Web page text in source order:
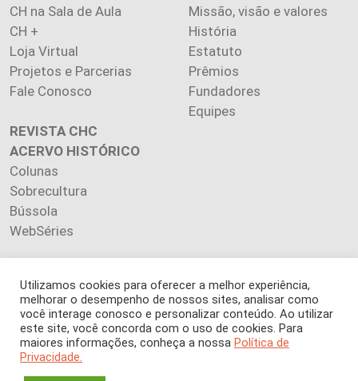
CH na Sala de Aula
CH +
Loja Virtual
Projetos e Parcerias
Fale Conosco
Missão, visão e valores
História
Estatuto
Prêmios
Fundadores
Equipes
REVISTA CHC
ACERVO HISTÓRICO
Colunas
Sobrecultura
Bússola
WebSéries
Copyright 2026 INSTITUTO CIÊNCIA HOJE. Todos os direitos
reservados.
Os artigos publicados na revista refletem exclusivamente a
Utilizamos cookies para oferecer a melhor experiência,
melhorar o desempenho de nossos sites, analisar como
você interage conosco e personalizar conteúdo. Ao utilizar
este site, você concorda com o uso de cookies. Para
maiores informações, conheça a nossa Política de
Privacidade.